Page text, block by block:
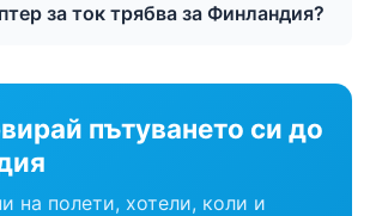
за ток трябва за Финландия?
пътуването си до
на полети, хотели, коли и